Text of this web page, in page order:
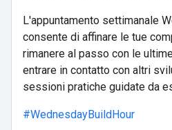
L'appuntamento settimanale
consente di affinare le tue
rimanere al passo con le
entrare in contatto con altri
sessioni pratiche guidate da
#WednesdayBuildHour